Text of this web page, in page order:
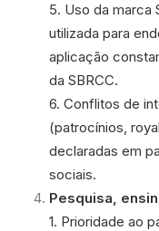
5. Uso da marca
utilizada para
aplicação
da SBRCC.
6. Conflitos de
(patrocínios,
declaradas em
sociais.
Pesquisa,
1. Prioridade ao